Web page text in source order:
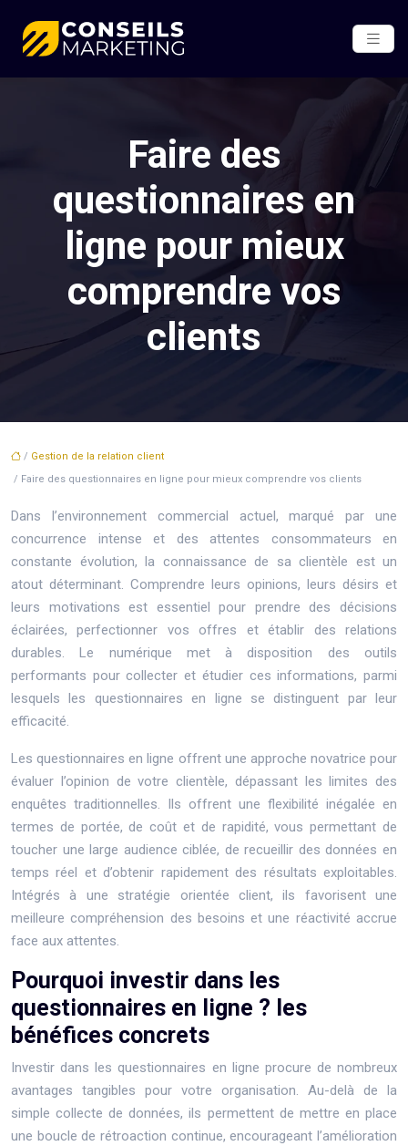
Faire des
questionnaires en
ligne pour mieux
comprendre vos
clients
/ Gestion de la relation client
/ Faire des questionnaires en ligne pour mieux comprendre vos clients
Dans l’environnement commercial actuel, marqué par une
concurrence intense et des attentes consommateurs en
constante évolution, la connaissance de sa clientèle est un
atout déterminant. Comprendre leurs opinions, leurs désirs et
leurs motivations est essentiel pour prendre des décisions
éclairées, perfectionner vos offres et établir des relations
durables. Le numérique met à disposition des outils
performants pour collecter et étudier ces informations, parmi
lesquels les questionnaires en ligne se distinguent par leur
efficacité.
Les questionnaires en ligne offrent une approche novatrice pour
évaluer l’opinion de votre clientèle, dépassant les limites des
enquêtes traditionnelles. Ils offrent une flexibilité inégalée en
termes de portée, de coût et de rapidité, vous permettant de
toucher une large audience ciblée, de recueillir des données en
temps réel et d’obtenir rapidement des résultats exploitables.
Intégrés à une stratégie orientée client, ils favorisent une
meilleure compréhension des besoins et une réactivité accrue
face aux attentes.
Pourquoi investir dans les
questionnaires en ligne ? les
bénéfices concrets
Investir dans les questionnaires en ligne procure de nombreux
avantages tangibles pour votre organisation. Au-delà de la
simple collecte de données, ils permettent de mettre en place
une boucle de rétroaction continue, encourageant l’amélioration